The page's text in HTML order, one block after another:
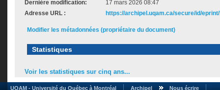
Dernière modification:
17 mars 2026 08:47
Adresse URL :
https://archipel.uqam.ca/secure/id/
Modifier les métadonnées (propriétaire du document)
Statistiques
Voir les statistiques sur cinq ans...
UQAM - Université du Québec à Montréal Archipel Nous écrire